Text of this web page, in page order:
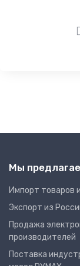
Мы
Импорт товаров
Экспорт из
Продажа
производителей
Поставка